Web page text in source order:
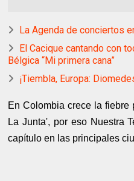
La Agenda de conciertos
El Cacique cantando con
Bélgica “Mi primera cana”
¡Tiembla, Europa:
En Colombia crece la
La Junta', por eso Nuestra
capítulo en las principales